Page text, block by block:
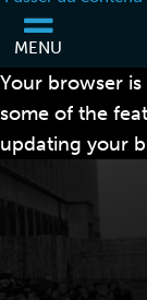
MENU
Your browser
some of the
updating your